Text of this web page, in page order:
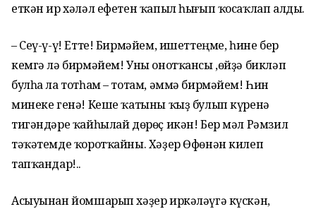
еткән ир хәләл ефетен ҡапыл һығып ҡосаҡлап алды.
– Сеү-ү-ү! Етте! Бирмәйем, ишеттеңме, һине бер
кемгә лә бирмәйем! Уны онотҡансы ,өйҙә бикләп
булһа ла тотһам – тотам, әммә бирмәйем! Һин
минеке генә! Кеше ҡатыны ҡыҙ булып күренә
тигәндәре ҡайһылай дөрөҫ икән! Бер мәл Рәмзил
тәҡәтемде ҡоротҡайны. Хәҙер Өфөнән килеп
тапҡандар!..
Асыуынан йомшарып хәҙер иркәләүгә күскән,